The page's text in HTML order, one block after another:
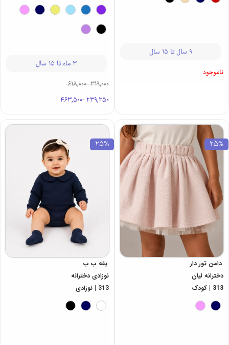
9 سال تا 15 سال
ناموجود
3 ماه تا 15 سال
319,000
-
618,000
239,250
-
463,500
25%
دامن تور دار
دخترانه لیان
313 | کودک
25%
یقه ب ب
نوزادی دخترانه
313 | نوزادی